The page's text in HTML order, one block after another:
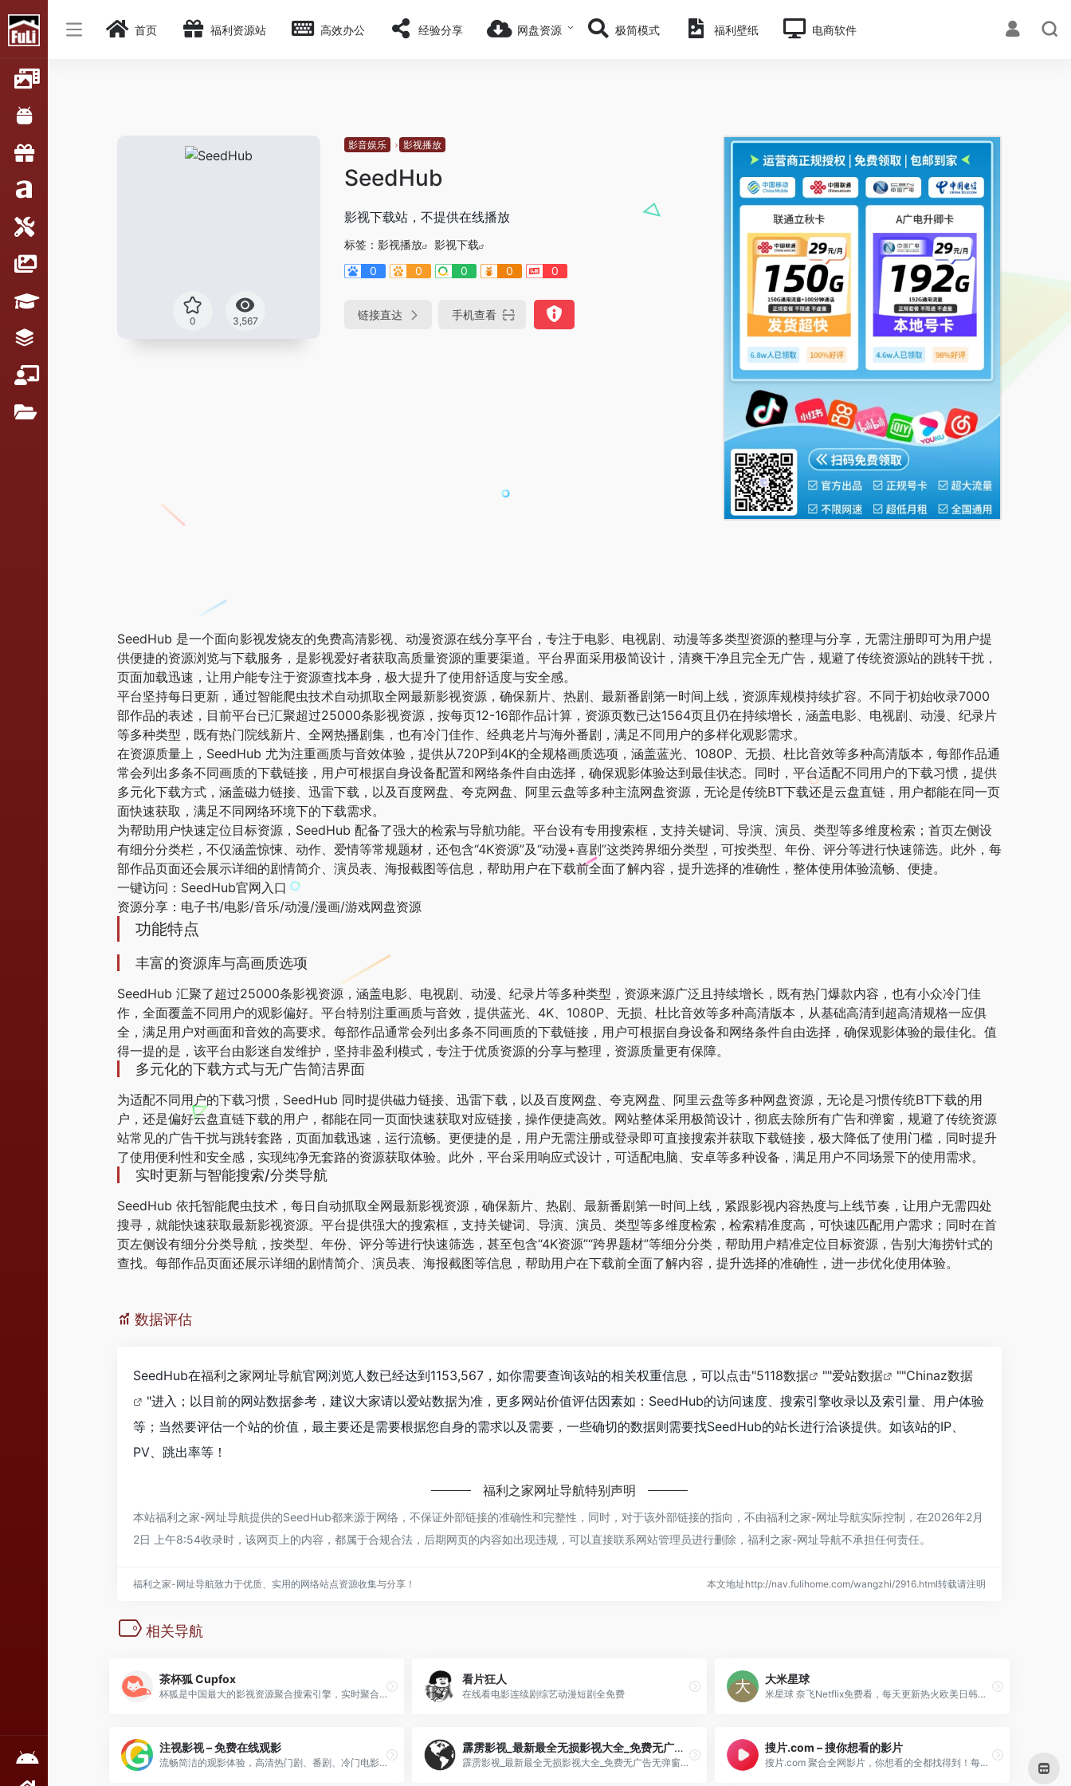
首页 福利资源站 高效办公 经验分享 网盘资源 极简模式 福利壁纸 电商软件
0 3,567
影音娱乐 影视播放
SeedHub
影视下载站，不提供在线播放
标签： 影视播放
影视下载
0
0 0 0 0
链接直达 手机查看
SeedHub 是一个面向影视发烧友的免费高清影视、动漫资源在线分享平台，专注于电影、电视剧、动漫等多类型资源的整理与分享，无需注册即可为用户提
供便捷的资源浏览与下载服务，是影视爱好者获取高质量资源的重要渠道。平台界面采用极简设计，清爽干净且完全无广告，规避了传统资源站的跳转干扰，
页面加载迅速，让用户能专注于资源查找本身，极大提升了使用舒适度与安全感。
平台坚持每日更新，通过智能爬虫技术自动抓取全网最新影视资源，确保新片、热剧、最新番剧第一时间上线，资源库规模持续扩容。不同于初始收录7000
部作品的表述，目前平台已汇聚超过25000条影视资源，按每页12-16部作品计算，资源页数已达1564页且仍在持续增长，涵盖电影、电视剧、动漫、纪录片
等多种类型，既有热门院线新片、全网热播剧集，也有冷门佳作、经典老片与海外番剧，满足不同用户的多样化观影需求。
在资源质量上，SeedHub 尤为注重画质与音效体验，提供从720P到4K的全规格画质选项，涵盖蓝光、1080P、无损、杜比音效等多种高清版本，每部作品通
常会列出多条不同画质的下载链接，用户可根据自身设备配置和网络条件自由选择，确保观影体验达到最佳状态。同时，平台适配不同用户的下载习惯，提供
多元化下载方式，涵盖磁力链接、迅雷下载，以及百度网盘、夸克网盘、阿里云盘等多种主流网盘资源，无论是传统BT下载还是云盘直链，用户都能在同一页
面快速获取，满足不同网络环境下的下载需求。
为帮助用户快速定位目标资源，SeedHub 配备了强大的检索与导航功能。平台设有专用搜索框，支持关键词、导演、演员、类型等多维度检索；首页左侧设
有细分分类栏，不仅涵盖惊悚、动作、爱情等常规题材，还包含“4K资源”及“动漫+喜剧”这类跨界细分类型，可按类型、年份、评分等进行快速筛选。此外，每
部作品页面还会展示详细的剧情简介、演员表、海报截图等信息，帮助用户在下载前全面了解内容，提升选择的准确性，整体使用体验流畅、便捷。
一键访问：SeedHub官网入口
资源分享：电子书/电影/音乐/动漫/漫画/游戏网盘资源
功能特点
丰富的资源库与高画质选项
SeedHub 汇聚了超过25000条影视资源，涵盖电影、电视剧、动漫、纪录片等多种类型，资源来源广泛且持续增长，既有热门爆款内容，也有小众冷门佳
作，全面覆盖不同用户的观影偏好。平台特别注重画质与音效，提供蓝光、4K、1080P、无损、杜比音效等多种高清版本，从基础高清到超高清规格一应俱
全，满足用户对画面和音效的高要求。每部作品通常会列出多条不同画质的下载链接，用户可根据自身设备和网络条件自由选择，确保观影体验的最佳化。值
得一提的是，该平台由影迷自发维护，坚持非盈利模式，专注于优质资源的分享与整理，资源质量更有保障。
多元化的下载方式与无广告简洁界面
为适配不同用户的下载习惯，SeedHub 同时提供磁力链接、迅雷下载，以及百度网盘、夸克网盘、阿里云盘等多种网盘资源，无论是习惯传统BT下载的用
户，还是偏好云盘直链下载的用户，都能在同一页面快速获取对应链接，操作便捷高效。网站整体采用极简设计，彻底去除所有广告和弹窗，规避了传统资源
站常见的广告干扰与跳转套路，页面加载迅速，运行流畅。更便捷的是，用户无需注册或登录即可直接搜索并获取下载链接，极大降低了使用门槛，同时提升
了使用便利性和安全感，实现纯净无套路的资源获取体验。此外，平台采用响应式设计，可适配电脑、安卓等多种设备，满足用户不同场景下的使用需求。
实时更新与智能搜索/分类导航
SeedHub 依托智能爬虫技术，每日自动抓取全网最新影视资源，确保新片、热剧、最新番剧第一时间上线，紧跟影视内容热度与上线节奏，让用户无需四处
搜寻，就能快速获取最新影视资源。平台提供强大的搜索框，支持关键词、导演、演员、类型等多维度检索，检索精准度高，可快速匹配用户需求；同时在首
页左侧设有细分分类导航，按类型、年份、评分等进行快速筛选，甚至包含“4K资源”“跨界题材”等细分分类，帮助用户精准定位目标资源，告别大海捞针式的
查找。每部作品页面还展示详细的剧情简介、演员表、海报截图等信息，帮助用户在下载前全面了解内容，提升选择的准确性，进一步优化使用体验。
数据评估
SeedHub在福利之家网址导航官网浏览人数已经达到1153,567，如你需要查询该站的相关权重信息，可以点击"5118数据 ""爱站数据 ""Chinaz数据
"进入；以目前的网站数据参考，建议大家请以爱站数据为准，更多网站价值评估因素如：SeedHub的访问速度、搜索引擎收录以及索引量、用户体验
等；当然要评估一个站的价值，最主要还是需要根据您自身的需求以及需要，一些确切的数据则需要找SeedHub的站长进行洽谈提供。如该站的IP、
PV、跳出率等！
福利之家网址导航特别声明
本站福利之家-网址导航提供的SeedHub都来源于网络，不保证外部链接的准确性和完整性，同时，对于该外部链接的指向，不由福利之家-网址导航实际控制，在2026年2月
2日 上午8:54收录时，该网页上的内容，都属于合规合法，后期网页的内容如出现违规，可以直接联系网站管理员进行删除， 福利之家-网址导航不承担任何责任。
福利之家-网址导航致力于优质、实用的网络站点资源收集与分享！ 本文地址http://nav.fulihome.com/wangzhi/2916.html转载请注明
相关导航
茶杯狐 Cupfox
杯狐是中国最大的影视资源聚合搜索引擎，实时聚合全网优质影视资源，同时支持在线、下载和字幕。电影、电视剧、动漫、综艺应有尽有。
看片狂人
在线看电影连续剧综艺动漫短剧全免费
大米星球
米星球 奈飞Netflix免费看，每天更新热火欧美日韩剧，最新韩国电影，在线免费电影网，VIP视频免费看！
注视影视 – 免费在线观影
流畅简洁的观影体验，高清热门剧、番剧、冷门电影免费在线观看，尽享优质影视内容。
霹雳影视_最新最全无损影视大全_免费无广告无弹窗高清在线观看、下载
霹雳影视_最新最全无损影视大全_免费无广告无弹窗高清在线观看、下载
搜片.com – 搜你想看的影片
搜片.com 聚合全网影片，你想看的全都找得到！每天搜集最新电影、电视剧、在线观看网址、蓝光高清正版免费看